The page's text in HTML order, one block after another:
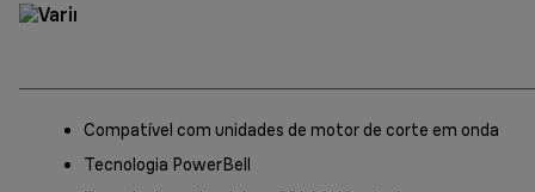
Compatível com unidades de motor de corte em onda
Tecnologia PowerBell